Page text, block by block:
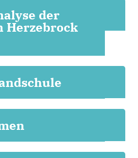
der
Herzebrock